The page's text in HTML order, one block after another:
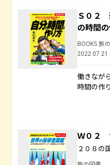
Ｓ０２
の時間
BOOKS 旅
2022.07.21
働きなが
時間の作
Ｗ０２
２０８の